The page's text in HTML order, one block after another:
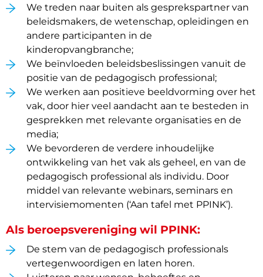
We treden naar buiten als gesprekspartner van
beleidsmakers, de wetenschap, opleidingen en
andere participanten in de
kinderopvangbranche;
We beïnvloeden beleidsbeslissingen vanuit de
positie van de pedagogisch professional;
We werken aan positieve beeldvorming over het
vak, door hier veel aandacht aan te besteden in
gesprekken met relevante organisaties en de
media;
We bevorderen de verdere inhoudelijke
ontwikkeling van het vak als geheel, en van de
pedagogisch professional als individu. Door
middel van relevante webinars, seminars en
intervisiemomenten (‘Aan tafel met PPINK’).
Als beroepsvereniging wil PPINK:
De stem van de pedagogisch professionals
vertegenwoordigen en laten horen.